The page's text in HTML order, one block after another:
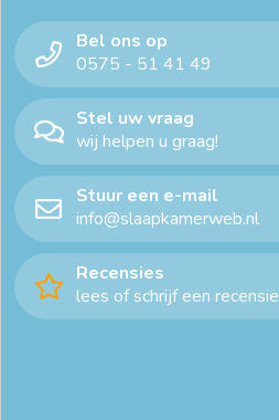
Bel ons op
0575 - 51 41 49
Stel uw vraag
wij helpen u graag!
Stuur een e-mail
info@slaapkamerweb.nl
Recensies
lees of schrijf een recensie